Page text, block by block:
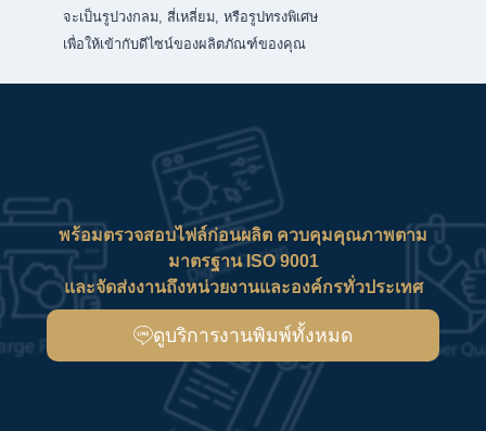
จะเป็นรูปวงกลม, สี่เหลี่ยม, หรือรูปทรงพิเศษ
เพื่อให้เข้ากับดีไซน์ของผลิตภัณฑ์ของคุณ
พร้อมตรวจสอบไฟล์ก่อนผลิต ควบคุมคุณภาพตาม
มาตรฐาน ISO 9001
และจัดส่งงานถึงหน่วยงานและองค์กรทั่วประเทศ
ดูบริการงานพิมพ์ทั้งหมด